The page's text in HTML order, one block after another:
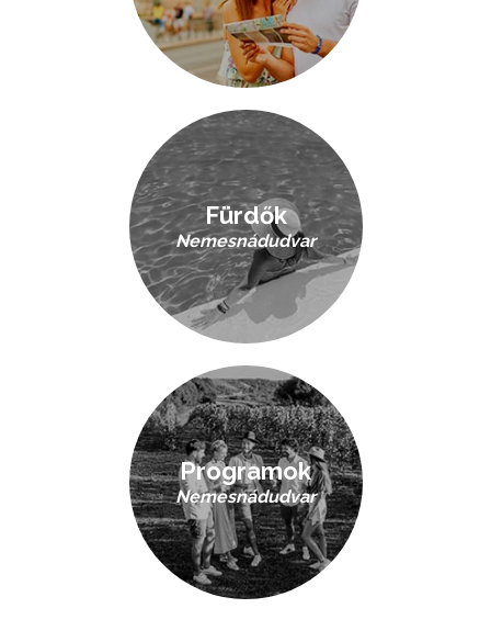
Fürdők
Nemesnádudvar
Programok
Nemesnádudvar